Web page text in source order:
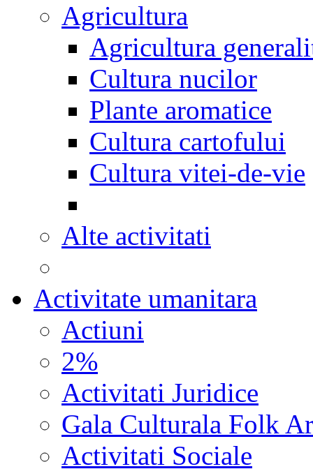
Agricultura
Agricultura
Cultura nucilor
Plante aromatice
Cultura cartofului
Cultura vitei-de-vie
Alte activitati
Activitate umanitara
Actiuni
2%
Activitati Juridice
Gala Culturala Folk
Activitati Sociale